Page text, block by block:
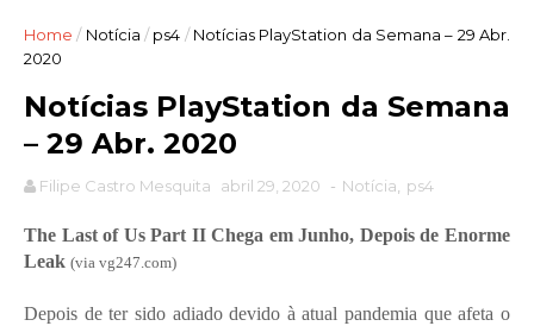
Home / Notícia / ps4 / Notícias PlayStation da Semana – 29 Abr.
2020
Notícias PlayStation da Semana
– 29 Abr. 2020
Filipe Castro Mesquita abril 29, 2020 - Notícia ps4
The Last of Us Part II Chega em Junho, Depois de Enorme
Leak (via vg247.com)
Depois de ter sido adiado devido à atual pandemia que afeta o